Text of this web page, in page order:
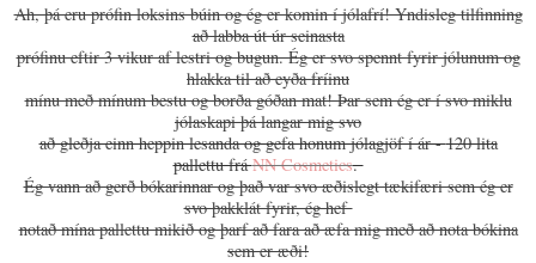
Ah, þá eru prófin loksins búin og ég er komin í jólafrí! Yndisleg tilfinning
að labba út úr seinasta
prófinu eftir 3 vikur af lestri og bugun. Ég er svo spennt fyrir jólunum og
hlakka til að eyða fríinu
mínu með mínum bestu og borða góðan mat! Þar sem ég er í svo miklu
jólaskapi þá langar mig svo
að gleðja einn heppin lesanda og gefa honum jólagjöf í ár -120 lita
pallettu fráNN Cosmetics.
Ég vann að gerð bókarinnar og það var svo æðislegt tækifæri sem ég er
svo þakklát fyrir, ég hef
notað mína pallettu mikið og þarf að fara að æfa mig með að nota bókina
sem er æði!